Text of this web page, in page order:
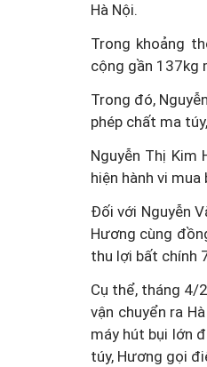
Hà Nội.
Trong khoảng
cộng gần 137kg
Trong đó,
phép chất ma
Nguyễn Thị Kim
hiện hành vi
Đối với Nguyễn
Hương cùng
thu lợi bất chính
Cụ thể, tháng 4/
vận chuyển ra
máy hút bụi lớn
túy, Hương gọi